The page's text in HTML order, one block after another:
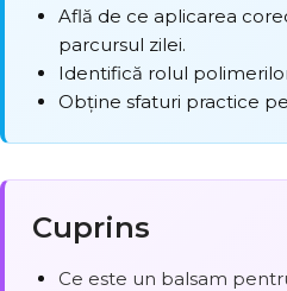
Află de ce aplicarea
parcursul zilei.
Identifică rolul
Obține sfaturi practice
Cuprins
Ce este un balsam